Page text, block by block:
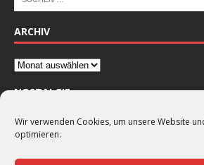
Wir verwenden Cookies, um unsere Website
optimieren.
ARCHIV
NOSTALGIE